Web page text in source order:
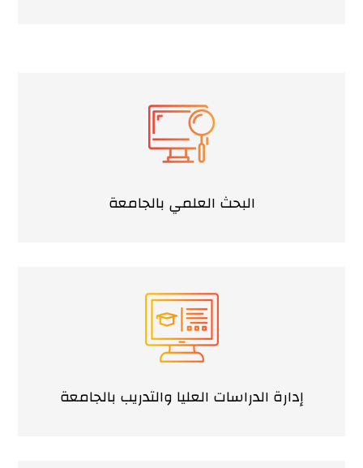
البحث العلمي بالجامعة
إدارة الدراسات العليا والتدريب بالجامعة